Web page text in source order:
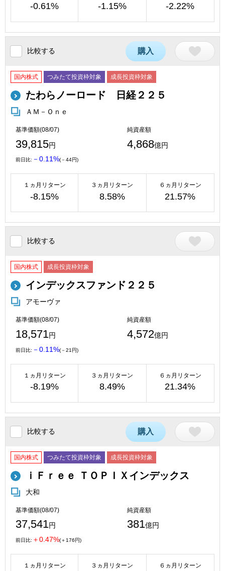
-0.61% -1.15% -2.22%
比較する 購入
国内株式 つみたて投資枠対象 成長投資枠対象
たわらノーロード 日経２２５
ＡＭ－Ｏｎｅ
基準価額(08/07)
39,815円
純資産額
4,868億円
前日比: －0.11%(－44円)
１ヵ月リターン
-8.15%
３ヵ月リターン
8.58%
６ヵ月リターン
21.57%
比較する
国内株式 成長投資枠対象
インデックスファンド２２５
アモーヴァ
基準価額(08/07)
18,571円
純資産額
4,572億円
前日比: －0.11%(－21円)
１ヵ月リターン
-8.19%
３ヵ月リターン
8.49%
６ヵ月リターン
21.34%
比較する 購入
国内株式 つみたて投資枠対象 成長投資枠対象
ｉＦｒｅｅ ＴＯＰＩＸインデックス
大和
基準価額(08/07)
37,541円
純資産額
381億円
前日比: ＋0.47%(＋176円)
１ヵ月リターン ３ヵ月リターン ６ヵ月リターン